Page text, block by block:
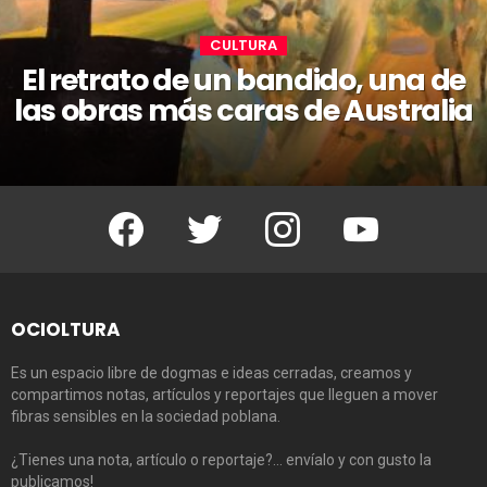
CULTURA
El retrato de un bandido, una de
las obras más caras de Australia
Facebook Twitter Instagram Youtube
OCIOLTURA
Es un espacio libre de dogmas e ideas cerradas, creamos y
compartimos notas, artículos y reportajes que lleguen a mover
fibras sensibles en la sociedad poblana.
¿Tienes una nota, artículo o reportaje?… envíalo y con gusto la
publicamos!